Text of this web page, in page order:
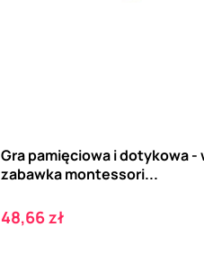
Gra pamięciowa i dotykowa -
zabawka montessori...
Cena
48,66 zł